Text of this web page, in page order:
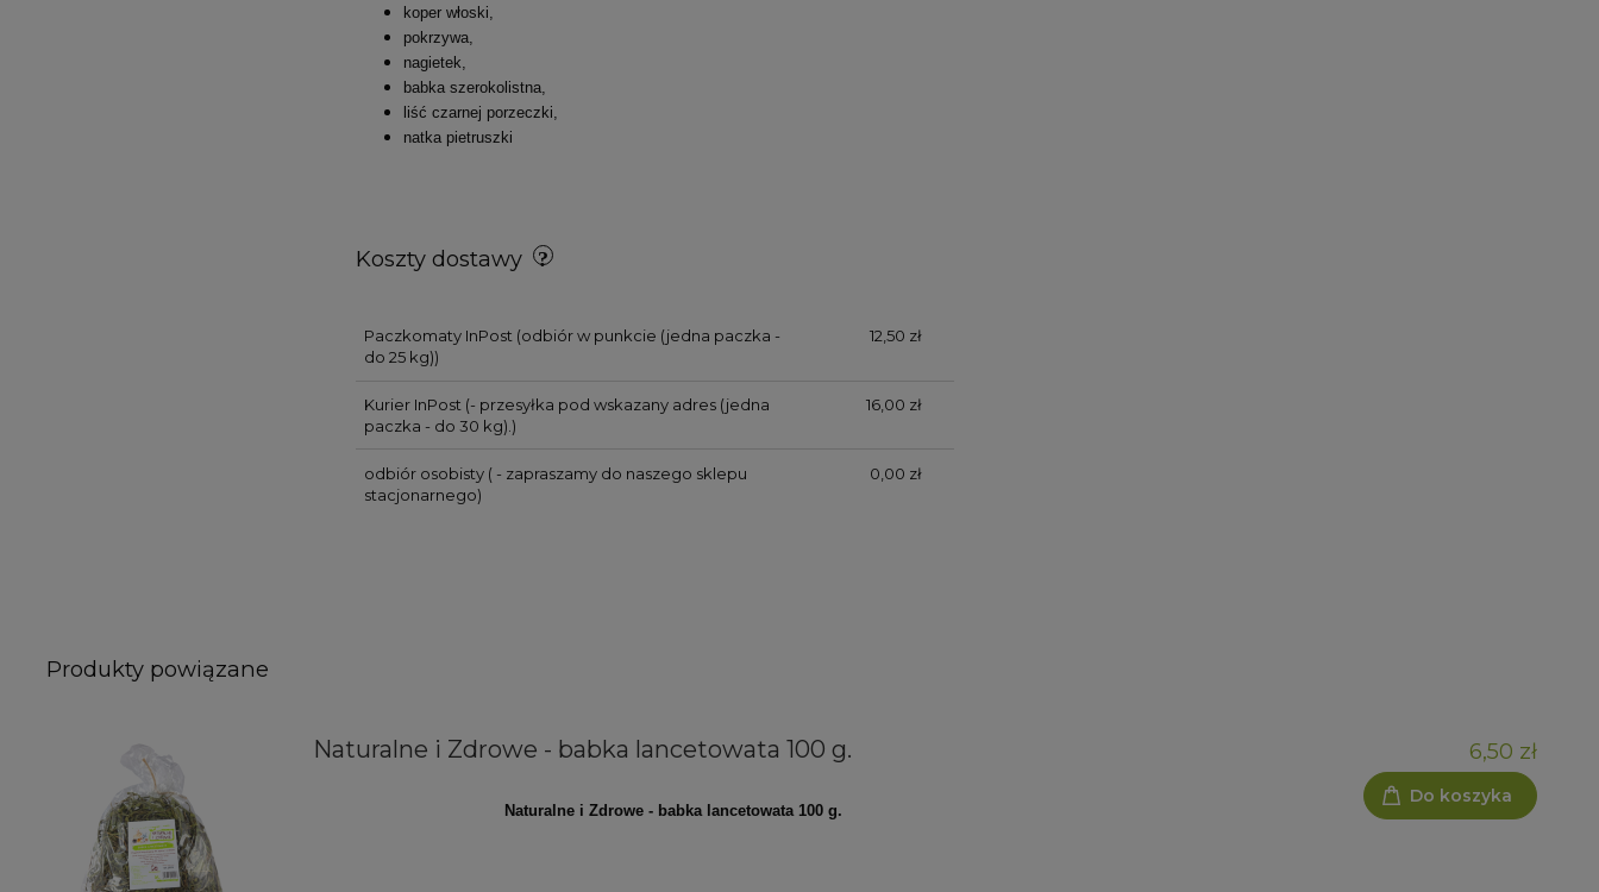
koper włoski,
pokrzywa,
nagietek,
babka szerokolistna,
liść czarnej porzeczki,
natka pietruszki
Koszty dostawy
Paczkomaty InPost(odbiór w punkcie (jedna paczka -
do 25 kg))
12,50 zł
Kurier InPost (- przesyłka pod wskazany adres (jedna
paczka - do 30 kg).)
16,00 zł
odbiór osobisty( - zapraszamy do naszego sklepu
stacjonarnego)
0,00 zł
Produkty powiązane
Naturalne i Zdrowe - babka lancetowata 100 g.
Naturalne i Zdrowe - babka lancetowata 100 g.
6,50 zł
Do koszyka